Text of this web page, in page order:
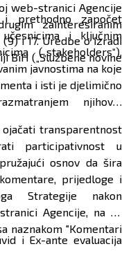
web-stranici Agencije
zainteresiranim
(9) i 17. Uredbe o izradi
BiH („Službene novine
prethodno započet
i ključnim
(„stakeholders“),
javnostima na koje
i isti je djelimično
njihovih
transparentnost
participativnost u
osnov da šira
prijedloge i
Strategije nakon
Agencije, na e-
naznakom "Komentari
i Ex-ante evaluacija